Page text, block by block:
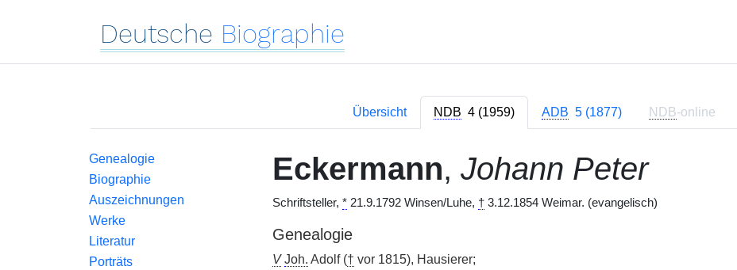
Deutsche Biographie
Übersicht NDB 4 (1959) ADB 5 (1877) NDB-online
Genealogie
Biographie
Auszeichnungen
Werke
Literatur
Porträts
Eckermann, Johann Peter
Schriftsteller, *21.9.1792 Winsen/Luhe, †3.12.1854 Weimar. (evangelisch)
Genealogie
V Joh. Adolf († vor 1815), Hausierer;